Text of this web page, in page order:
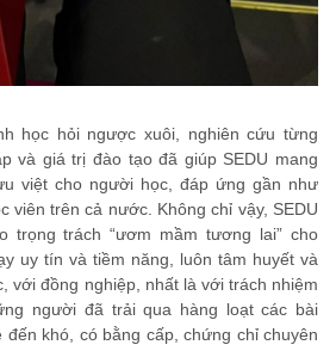
học hỏi ngược xuôi, nghiên cứu từng
và giá trị đào tạo đã giúp SEDU mang
việt cho người học, đáp ứng gần như
viên trên cả nước. Không chỉ vậy, SEDU
trọng trách “ươm mầm tương lai” cho
uy tín và tiềm năng, luôn tâm huyết và
với đồng nghiệp, nhất là với trách nhiệm
người đã trải qua hàng loạt các bài
khó, có bằng cấp, chứng chỉ chuyên